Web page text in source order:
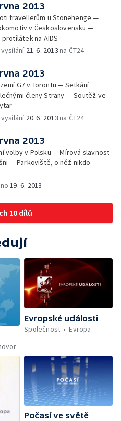
2013
travellerům u Stonehenge —
v Československu —
na AIDS
21. 6. 2013 na ČT24
2013
G7 v Torontu — Setkání
členy Strany — Soutěž ve
20. 6. 2013 na ČT24
2013
volby v Polsku — Mírová slavnost
— Parkoviště, o něž nikdo
19. 6. 2013
10 dílů
Evropské události
Společnost
Evropa
Počasí ve světě